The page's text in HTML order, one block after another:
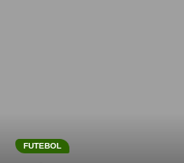
FUTEBOL